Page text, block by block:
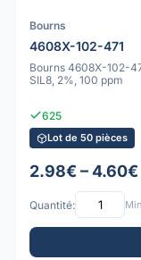
Bourns
4608X-102-471
Bourns 4608X-102-
SIL8, 2%, 100 ppm
625
Lot de 50 pièces
2.98€ – 4.60€
Quantité: